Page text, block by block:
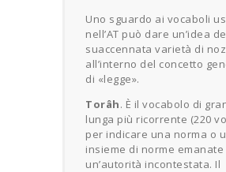
Uno sguardo ai vocaboli
nell’AT può dare un’idea
suaccennata varietà di
all’interno del concetto
di «legge».
Torâh. È il vocabolo di
lunga più ricorrente (220
per indicare una norma o
insieme di norme emanate
un’autorità incontestata. Il